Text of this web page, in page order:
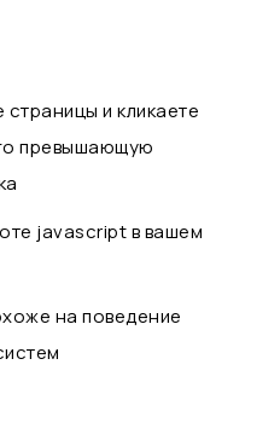
и кликаете
превышающую
javascript в вашем
на поведение